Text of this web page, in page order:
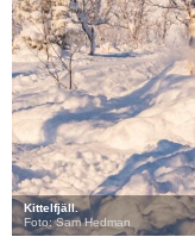
Kittelfjäll.
Foto: Sam Hedman